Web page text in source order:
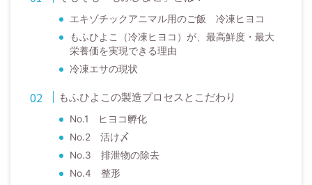
エキゾチックアニマル用のご飯 冷凍ヒヨコ
もふひよこ（冷凍ヒヨコ）が、最高鮮度・最大
栄養価を実現できる理由
冷凍エサの現状
もふひよこの製造プロセスとこだわり
No.1 ヒヨコ孵化
No.2 活け〆
No.3 排泄物の除去
No.4 整形